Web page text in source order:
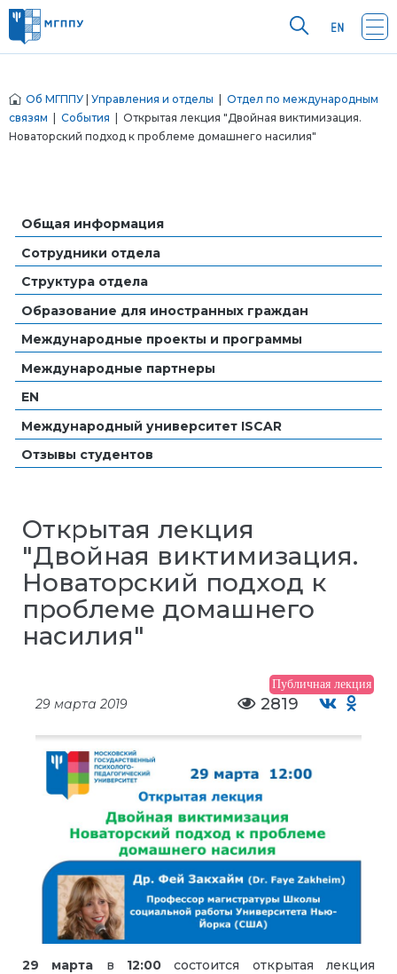
Об МГППУ Управления и отделы
Отдел по международным
связям
События | Открытая лекция "Двойная виктимизация.
Новаторский подход к проблеме домашнего насилия"
Общая информация
Сотрудники отдела
Структура отдела
Образование для иностранных граждан
Международные проекты и программы
Международные партнеры
EN
Международный университет ISCAR
Отзывы студентов
Открытая лекция
"Двойная виктимизация.
Новаторский подход к
проблеме домашнего
насилия"
Публичная лекция
29 марта 2019 2819
29 марта в 12:00состоится открытая лекция